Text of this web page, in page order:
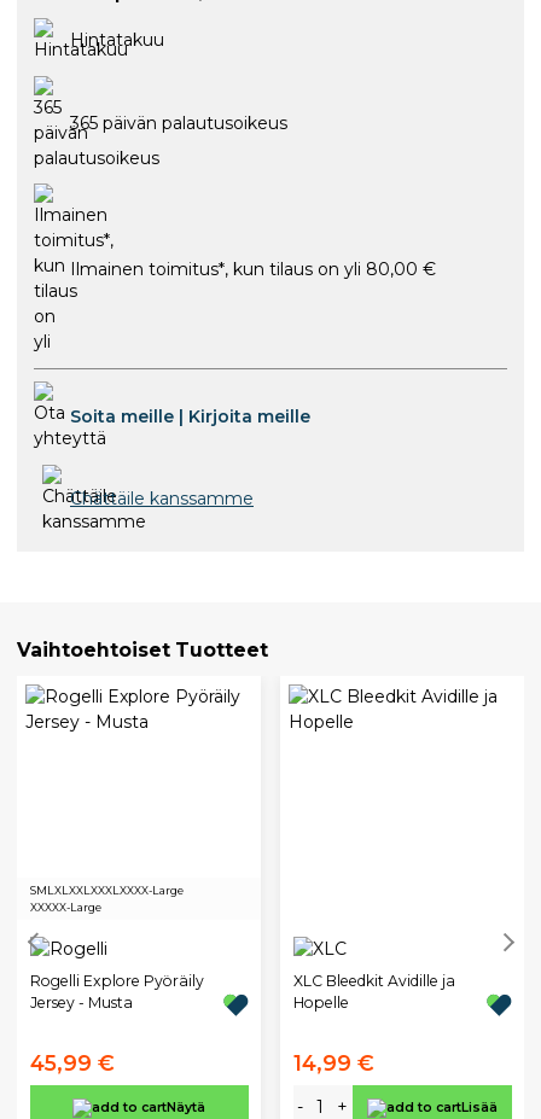
Hintatakuu
365 päivän palautusoikeus
Ilmainen toimitus*, kun tilaus on yli 80,00 €
Soita meille | Kirjoita meille
Chättäile kanssamme
Vaihtoehtoiset Tuotteet
SML XL XXL XXXL XXXX-Large
XXXXX-Large
Rogelli Explore Pyöräily
Jersey - Musta
45,99 €
Näytä
XLC Bleedkit Avidille ja
Hopelle
14,99 €
- + Lisää